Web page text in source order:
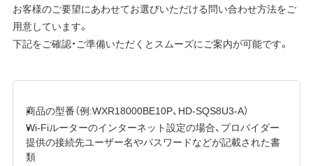
お客様のご要望にあわせてお選びいただける問い合わせ方法をご
用意しています。
下記をご確認・ご準備いただくとスムーズにご案内が可能です。
商品の型番（例:WXR18000BE10P、HD-SQS8U3-A）
Wi-Fiルーターのインターネット設定の場合、プロバイダー
提供の接続先ユーザー名やパスワードなどが記載された書
類